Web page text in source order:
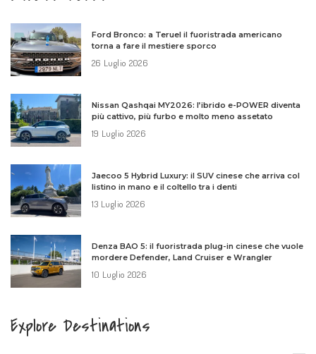
Ford Bronco: a Teruel il fuoristrada americano
torna a fare il mestiere sporco
26 Luglio 2026
Nissan Qashqai MY2026: l’ibrido e-POWER diventa
più cattivo, più furbo e molto meno assetato
19 Luglio 2026
Jaecoo 5 Hybrid Luxury: il SUV cinese che arriva col
listino in mano e il coltello tra i denti
13 Luglio 2026
Denza BAO 5: il fuoristrada plug-in cinese che vuole
mordere Defender, Land Cruiser e Wrangler
10 Luglio 2026
Explore Destinations